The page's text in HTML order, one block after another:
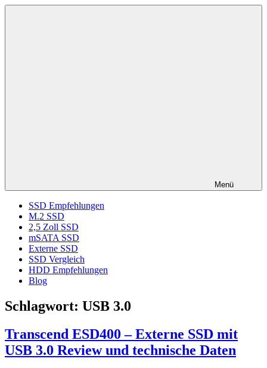
Zum
Menü
SSD Empfehlungen
M.2 SSD
2,5 Zoll SSD
mSATA SSD
Externe SSD
SSD Vergleich
HDD Empfehlungen
Blog
Schlagwort: USB 3.0
Transcend ESD400 – Externe SSD mit
USB 3.0 Review und technische Daten